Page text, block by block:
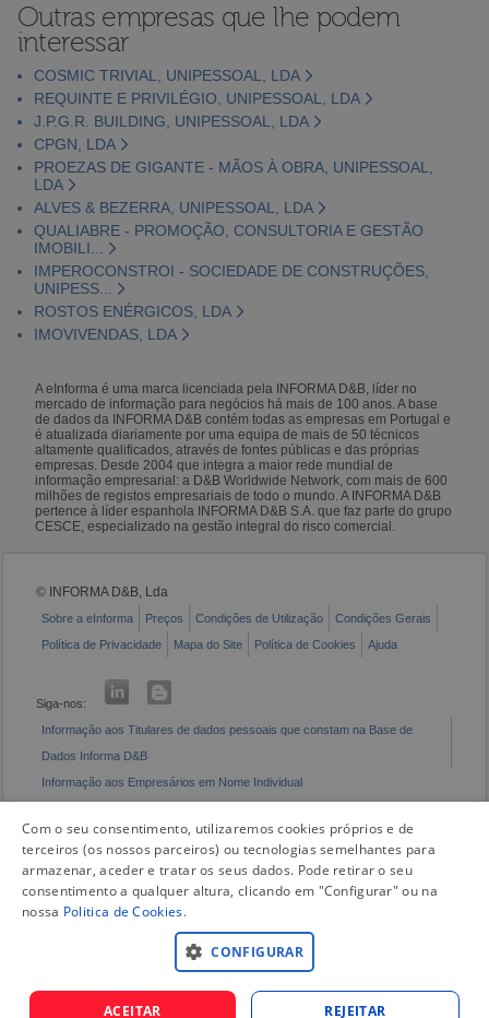
Outras empresas que lhe podem
interessar
COSMIC TRIVIAL, UNIPESSOAL, LDA
REQUINTE E PRIVILÉGIO, UNIPESSOAL, LDA
J.P.G.R. BUILDING, UNIPESSOAL, LDA
CPGN, LDA
PROEZAS DE GIGANTE - MÃOS À OBRA, UNIPESSOAL,
LDA
ALVES & BEZERRA, UNIPESSOAL, LDA
QUALIABRE - PROMOÇÃO, CONSULTORIA E GESTÃO
IMOBILI...
IMPEROCONSTROI - SOCIEDADE DE CONSTRUÇÕES,
UNIPESS...
ROSTOS ENÉRGICOS, LDA
IMOVIVENDAS, LDA
A eInforma é uma marca licenciada pela INFORMA D&B, líder no
mercado de informação para negócios há mais de 100 anos. A base
de dados da INFORMA D&B contém todas as empresas em Portugal e
é atualizada diariamente por uma equipa de mais de 50 técnicos
altamente qualificados, através de fontes públicas e das próprias
empresas. Desde 2004 que integra a maior rede mundial de
informação empresarial: a D&B Worldwide Network, com mais de 600
milhões de registos empresariais de todo o mundo. A INFORMA D&B
pertence à líder espanhola INFORMA D&B S.A. que faz parte do grupo
CESCE, especializado na gestão integral do risco comercial.
© INFORMA D&B, Lda
Sobre a eInforma Preços Condições de Utilização
Condições Gerais
Política de Privacidade
Mapa do Site Política de Cookies Ajuda
Siga-nos:
Informação aos Titulares de dados pessoais que constam na Base de
Dados Informa D&B
Informação aos Empresários em Nome Individual
Com o seu consentimento, utilizaremos cookies próprios e de
terceiros (os nossos parceiros) ou tecnologias semelhantes para
armazenar, aceder e tratar os seus dados. Pode retirar o seu
consentimento a qualquer altura, clicando em "Configurar" ou na
nossa Politica de Cookies.
CONFIGURAR
ACEITAR REJEITAR